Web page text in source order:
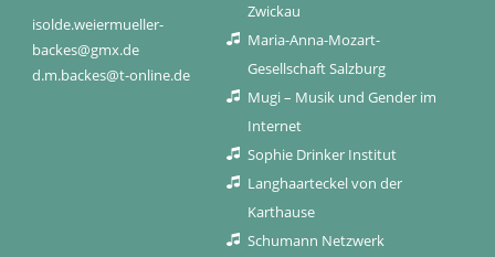
isolde.weiermueller-
backes@gmx.de
d.m.backes@t-online.de
Zwickau
Maria-Anna-Mozart-
Gesellschaft Salzburg
Mugi – Musik und Gender im
Internet
Sophie Drinker Institut
Langhaarteckel von der
Karthause
Schumann Netzwerk